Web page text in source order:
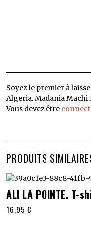
Soyez le premier à
Algeria. Madania Machi
Vous devez être
PRODUITS
Ce
produit
a16,95€